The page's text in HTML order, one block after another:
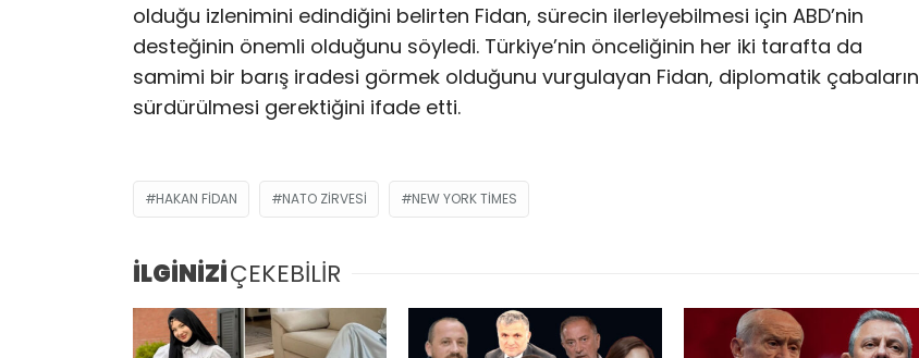
olduğu izlenimini edindiğini belirten Fidan, sürecin ilerleyebilmesi için ABD’nin
desteğinin önemli olduğunu söyledi. Türkiye’nin önceliğinin her iki tarafta da
samimi bir barış iradesi görmek olduğunu vurgulayan Fidan, diplomatik çabaların
sürdürülmesi gerektiğini ifade etti.
HAKAN FIDAN NATO ZIRVESI NEW YORK TIMES
İLGİNİZİÇEKEBİLİR